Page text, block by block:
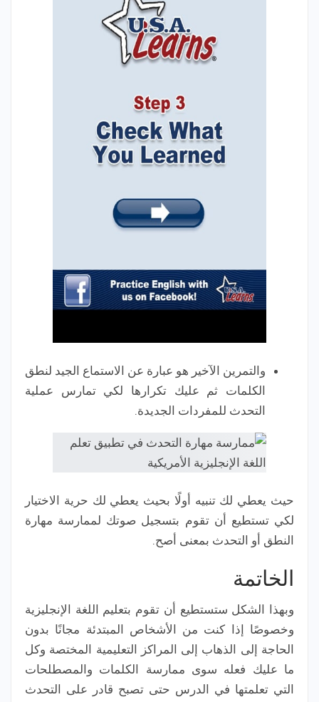
والتمرين الآخير هو عبارة عن الاستماع الجيد لنطق
الكلمات ثم عليك تكرارها لكي تمارس عملية
التحدث للمفردات الجديدة.
حيث يعطي لك تنبيه أولًا بحيث يعطي لك حرية الاختيار
لكي تستطيع أن تقوم بتسجيل صوتك لممارسة مهارة
النطق أو التحدث بمعنى أصح.
الخاتمة
وبهذا الشكل ستستطيع أن تقوم بتعليم اللغة الإنجليزية
وخصوصًا إذا كنت من الأشخاص المبتدئة مجانًا بدون
الحاجة إلى الذهاب إلى المراكز التعليمية المختصة وكل
ما عليك فعله سوى ممارسة الكلمات والمصطلحات
التي تعلمتها في الدرس حتى تصبح قادر على التحدث